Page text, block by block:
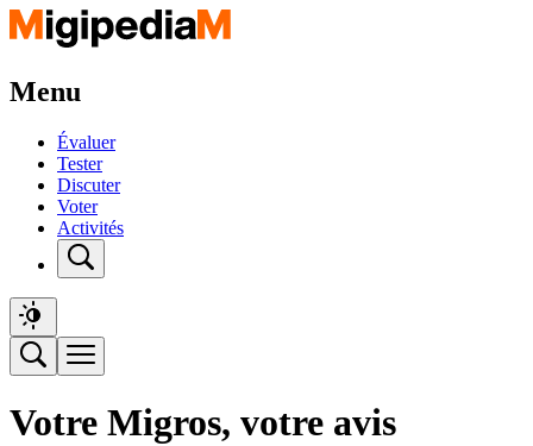
Menu
Évaluer
Tester
Discuter
Voter
Activités
Votre Migros, votre avis